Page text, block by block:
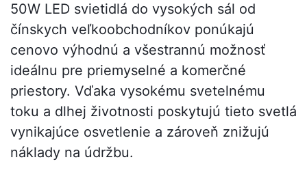
50W LED svietidlá do vysokých sál od
čínskych veľkoobchodníkov ponúkajú
cenovo výhodnú a všestrannú možnosť
ideálnu pre priemyselné a komerčné
priestory. Vďaka vysokému svetelnému
toku a dlhej životnosti poskytujú tieto svetlá
vynikajúce osvetlenie a zároveň znižujú
náklady na údržbu.